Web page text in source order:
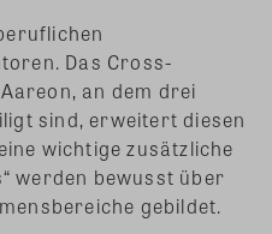
Das Cross-
an dem drei
sind, erweitert diesen
wichtige zusätzliche
werden bewusst über
gebildet.